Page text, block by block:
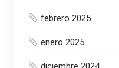
febrero 2025
enero 2025